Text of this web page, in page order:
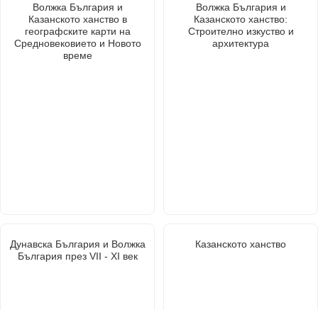
Волжка България и
Казанското ханство в
географските карти на
Средновековието и Новото
време
Волжка България и
Казанското ханство:
Строително изкуство и
архитектура
Дунавска България и Волжка
България през VII - XI век
Казанското ханство